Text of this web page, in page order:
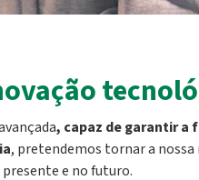
, capaz de garantir a
, pretendemos tornar a nossa
e no futuro.